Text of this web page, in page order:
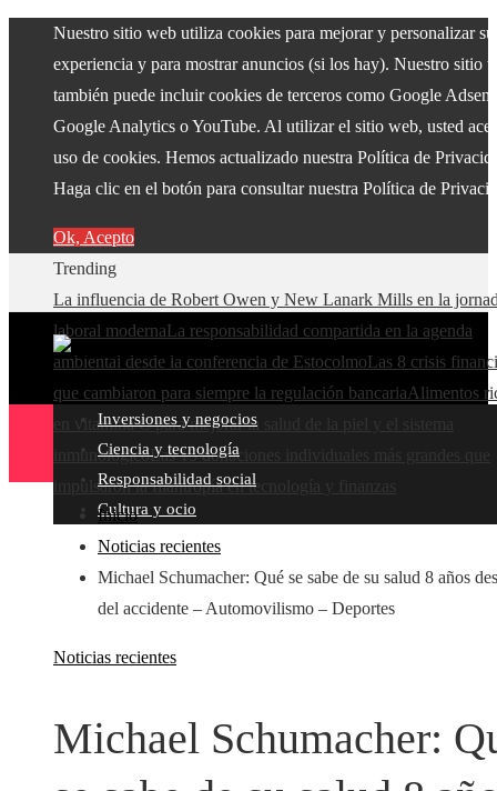
Nuestro sitio web utiliza cookies para mejorar y personalizar su
experiencia y para mostrar anuncios (si los hay). Nuestro sitio
también puede incluir cookies de terceros como Google
Google Analytics o YouTube. Al utilizar el sitio web, usted
uso de cookies. Hemos actualizado nuestra Política de
Haga clic en el botón para consultar nuestra Política de
Ok, Acepto
Trending
La influencia de Robert Owen y New Lanark Mills en la
laboral modernaLa responsabilidad compartida en la agenda
ambiental desde la conferencia de EstocolmoLas 8 crisis
que cambiaron para siempre la regulación bancariaAlimentos
en vitamina C para mejorar la salud de la piel y el sistema
inmunológicoLas 15 donaciones individuales más grandes que
impulsaron la filantropía en tecnología y finanzas
Inversiones y negocios
Ciencia y tecnología
Responsabilidad social
Cultura y ocio
Inicio
Noticias recientes
Michael Schumacher: Qué se sabe de su salud 8 años
del accidente – Automovilismo – Deportes
Noticias recientes
Michael Schumacher: